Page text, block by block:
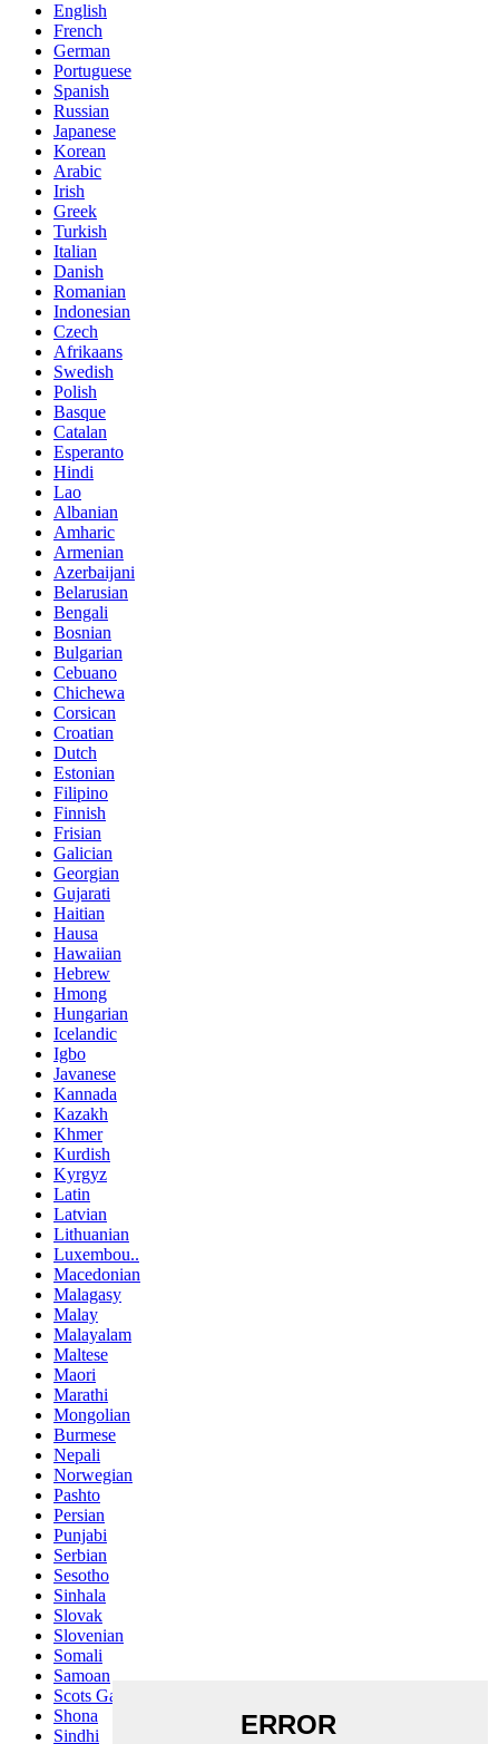
English
French
German
Portuguese
Spanish
Russian
Japanese
Korean
Arabic
Irish
Greek
Turkish
Italian
Danish
Romanian
Indonesian
Czech
Afrikaans
Swedish
Polish
Basque
Catalan
Esperanto
Hindi
Lao
Albanian
Amharic
Armenian
Azerbaijani
Belarusian
Bengali
Bosnian
Bulgarian
Cebuano
Chichewa
Corsican
Croatian
Dutch
Estonian
Filipino
Finnish
Frisian
Galician
Georgian
Gujarati
Haitian
Hausa
Hawaiian
Hebrew
Hmong
Hungarian
Icelandic
Igbo
Javanese
Kannada
Kazakh
Khmer
Kurdish
Kyrgyz
Latin
Latvian
Lithuanian
Luxembou..
Macedonian
Malagasy
Malay
Malayalam
Maltese
Maori
Marathi
Mongolian
Burmese
Nepali
Norwegian
Pashto
Persian
Punjabi
Serbian
Sesotho
Sinhala
Slovak
Slovenian
Somali
Samoan
Scots Gaelic
Shona
Sindhi